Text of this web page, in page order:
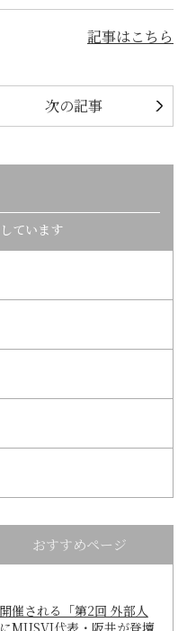
記事はこちら
次の記事
ています
おすすめページ
催される「第2回 外部人
MUSVI代表・阪井が登壇